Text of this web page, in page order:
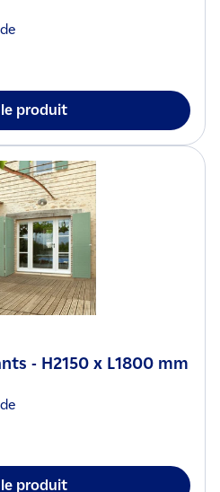
produit
- H2150 x L1800 mm
produit